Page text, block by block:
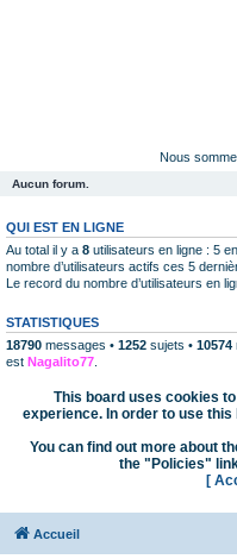
Nous
Aucun forum.
QUI EST EN LIGNE
Au total il y a 8 utilisateurs en ligne : 5
nombre d’utilisateurs actifs ces 5
Le record du nombre d’utilisateurs en
STATISTIQUES
18790 messages • 1252 sujets • 10574
est Nagalito77
This board uses cookies
experience. In order to use
You can find out more about
the "Policies"
[
Accueil